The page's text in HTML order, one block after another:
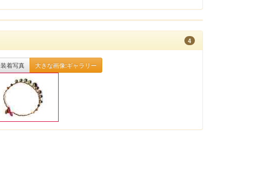
4
装着写真 大きな画像:ギャラリー